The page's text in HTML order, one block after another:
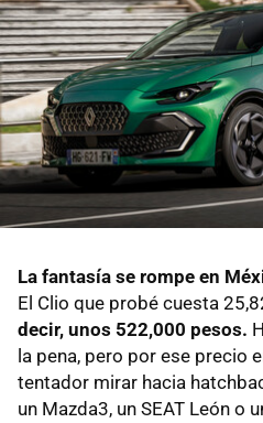
La fantasía se rompe en
El Clio que probé cuesta
decir, unos 522,000 pesos.
la pena, pero por ese precio
tentador mirar hacia
un Mazda3, un SEAT León o